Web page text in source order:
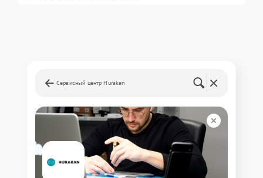
Сервисный центр Hurakan